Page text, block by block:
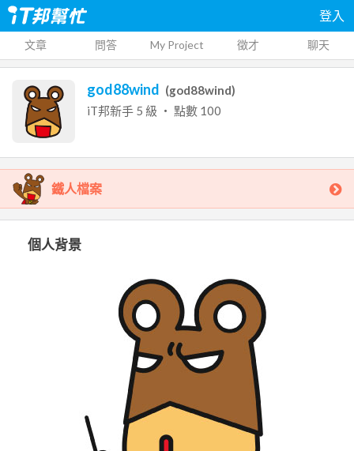
登入
文章 問答 My Project 徵才 聊天
god88wind (god88wind)
iT邦新手 5 級 ‧ 點數 100
鐵人檔案
個人背景